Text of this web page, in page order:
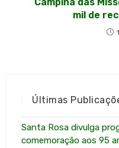
mil de
Últimas
Santa Rosa divulga
comemoração aos 95